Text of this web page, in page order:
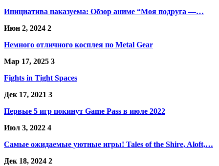
Инициатива наказуема: Обзор аниме “Моя подруга —…
Июн 2, 2024 2
Немного отличного косплея по Metal Gear
Мар 17, 2025 3
Fights in Tight Spaces
Дек 17, 2021 3
Первые 5 игр покинут Game Pass в июле 2022
Июл 3, 2022 4
Самые ожидаемые уютные игры! Tales of the Shire, Aloft,…
Дек 18, 2024 2